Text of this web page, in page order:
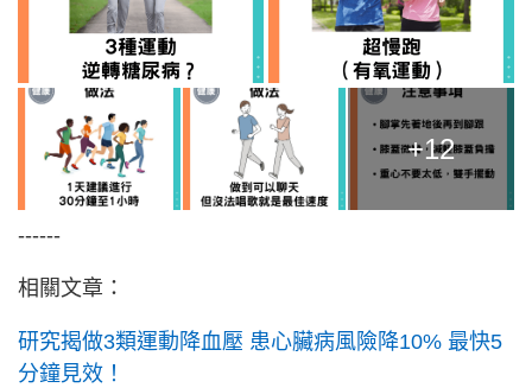
+12
------
相關文章：
研究揭做3類運動降血壓 患心臟病風險降10% 最快5
分鐘見效！